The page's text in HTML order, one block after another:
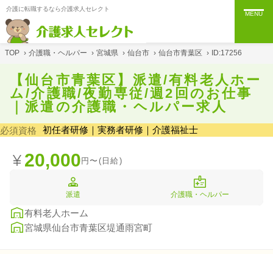
介護に転職するなら介護求人セレクト
MENU
TOP › 介護職・ヘルパー › 宮城県 › 仙台市 › 仙台市青葉区 › ID:17256
【仙台市青葉区】派遣/有料老人ホー
ム/介護職/夜勤専従/週2回のお仕事
｜派遣の介護職・ヘルパー求人
必須資格 初任者研修｜実務者研修｜介護福祉士
20,000円〜(日給)
派遣 介護職・ヘルパー
有料老人ホーム
宮城県仙台市青葉区堤通雨宮町